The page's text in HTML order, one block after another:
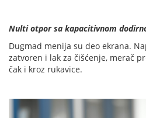
Nulti otpor sa kapacitivnom
Dugmad menija su deo ekrana.
zatvoren i lak za čišćenje, merač
čak i kroz rukavice.